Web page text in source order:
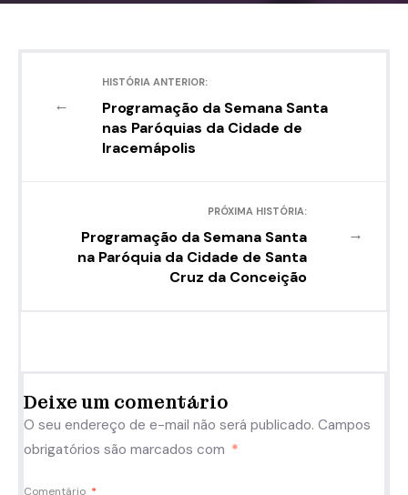
←
HISTÓRIA ANTERIOR:
Programação da Semana Santa
nas Paróquias da Cidade de
Iracemápolis
→
PRÓXIMA HISTÓRIA:
Programação da Semana Santa
na Paróquia da Cidade de Santa
Cruz da Conceição
Deixe um comentário
O seu endereço de e-mail não será publicado. Campos
obrigatórios são marcados com *
Comentário *